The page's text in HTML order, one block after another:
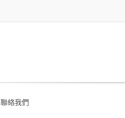
聯絡我們